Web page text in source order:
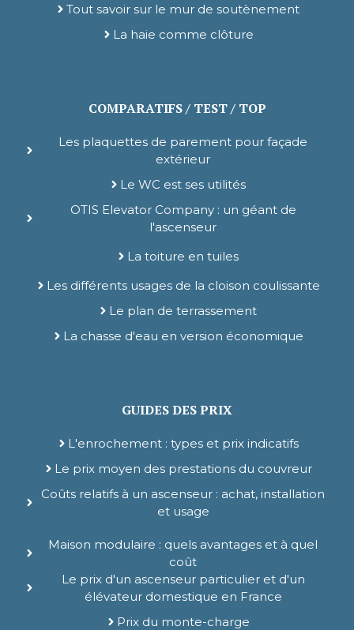
Tout savoir sur le mur de soutènement
La haie comme clôture
COMPARATIFS / TEST / TOP
Les plaquettes de parement pour façade
extérieur
Le WC est ses utilités
OTIS Elevator Company : un géant de
l'ascenseur
La toiture en tuiles
Les différents usages de la cloison coulissante
Le plan de terrassement
La chasse d'eau en version économique
GUIDES DES PRIX
L'enrochement : types et prix indicatifs
Le prix moyen des prestations du couvreur
Coûts relatifs à un ascenseur : achat, installation
et usage
Maison modulaire : quels avantages et à quel
coût
Le prix d'un ascenseur particulier et d'un
élévateur domestique en France
Prix du monte-charge